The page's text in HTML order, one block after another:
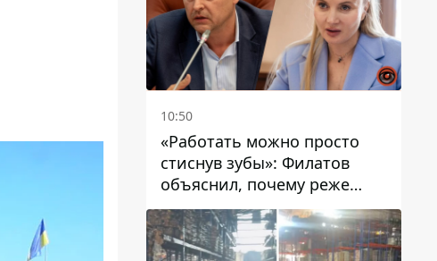
10:50
«Работать можно просто
стиснув зубы»: Филатов
объяснил, почему реже
пишет в соцсетях и
раскритиковал медийность
чиновников